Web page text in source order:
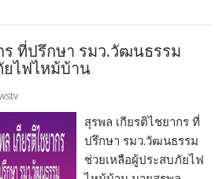
ร ที่ปรึกษา รมว.วัฒนธรรม
ยไฟไหม้บ้าน
สุรพล เกียรติไชยากร ที่
ปรึกษา รมว.วัฒนธรรม
ช่วยเหลือผู้ประสบภัยไฟ